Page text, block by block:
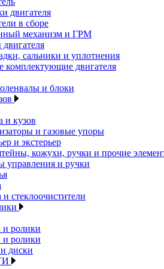
двигателя
в сборе
механизм и ГРМ
сальники и уплотнения
комплектующие двигателя
и блоки
и кузов
и газовые упоры
и экстерьер
кожухи, ручки и прочие
управления и ручки
и стеклоочистители
и ролики
и ролики
диски